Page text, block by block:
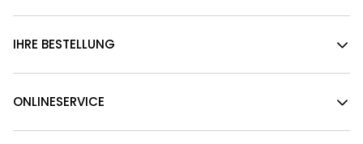
IHRE BESTELLUNG
ONLINESERVICE